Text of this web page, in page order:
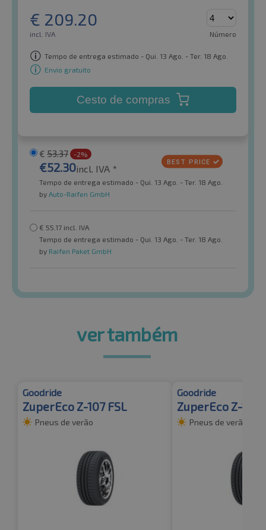
€ 209.20
incl. IVA Número
Tempo de entrega estimado - Qui. 13 Ago. - Ter. 18 Ago.
Envio gratuito
Cesto de compras
€ 53.37 -2%
€52.30incl. IVA *
Tempo de entrega estimado - Qui. 13 Ago. - Ter. 18 Ago.
by Auto-Raifen GmbH
€ 55.17 incl. IVA
Tempo de entrega estimado - Qui. 13 Ago. - Ter. 18 Ago.
by Raifen Paket GmbH
ver também
Goodride
ZuperEco Z-107 FSL
Pneus de verão
Goodride
ZuperEco Z-107
Pneus de verão